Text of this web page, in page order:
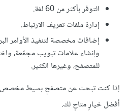
التوفر بأكثر من 60 لغة.
إدارة ملفات تعريف الارتباط.
إضافات مخصصة لتنفيذ الأوامر
وإنشاء علامات تبويب مجمّعة،
للمتصفح، وغيرها الكثير.
إذا كنت تبحث عن متصفحٍ بسيط مخصص
أفضل خيارٍ متاحٍ لك.